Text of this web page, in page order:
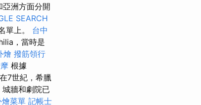
洲方面分開
SEARCH
單上。 台中
，當時是
燴 撥筋領行
根據
在7世紀，希臘
牆和劇院已
菜單 記帳士